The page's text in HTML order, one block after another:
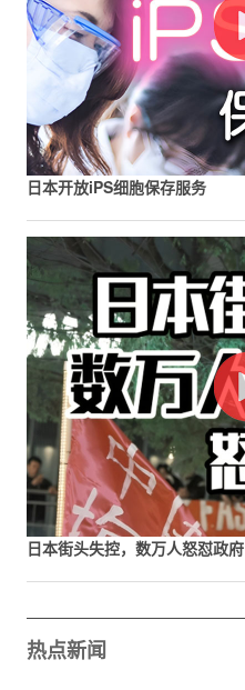
日本开放iPS细胞保存服务
日本街头失控，数万人怒怼政府
热点新闻